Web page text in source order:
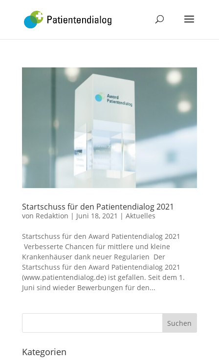
Startschuss für den Patientendialog 2021
von Redaktion | Juni 18, 2021 | Aktuelles
Startschuss für den Award Patientendialog 2021
Verbesserte Chancen für mittlere und kleine
Krankenhäuser dank neuer Regularien Der
Startschuss für den Award Patientendialog 2021
(www.patientendialog.de) ist gefallen. Seit dem 1.
Juni sind wieder Bewerbungen für den...
Kategorien